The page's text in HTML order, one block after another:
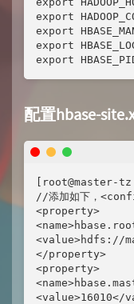
export
export
export
export
配置hbase-
[root@master-
//添加如下，
<property>
<value>hdfs://
</property>
<property>
<value>16010</